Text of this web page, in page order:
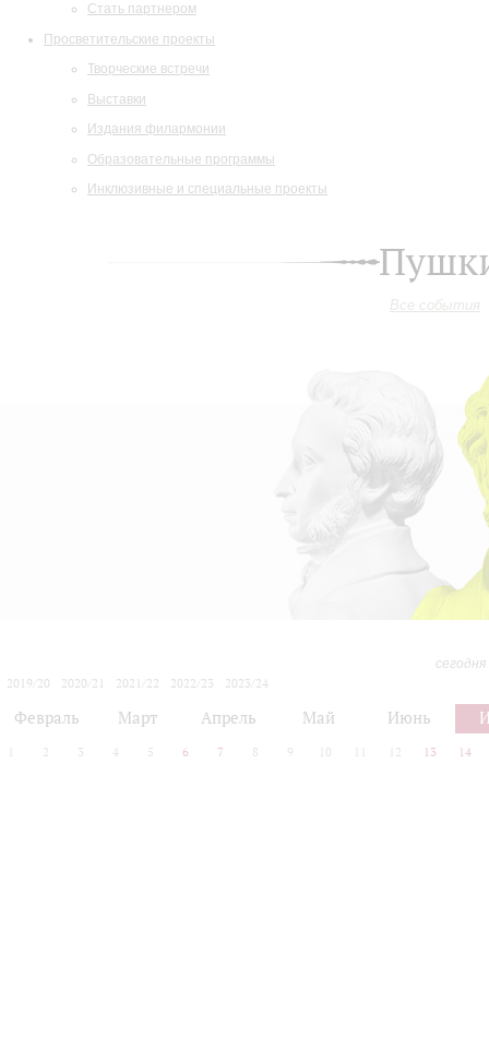
Стать партнером
Просветительские проекты
Творческие встречи
Выставки
Издания филармонии
Образовательные программы
Инклюзивные и специальные проекты
Все события
2019/20
2020/21 2021/22 2022/23
2023/24
Февраль Март Апрель Май Июнь
2 3 4 5 6 7 8 9 10 12 13 14